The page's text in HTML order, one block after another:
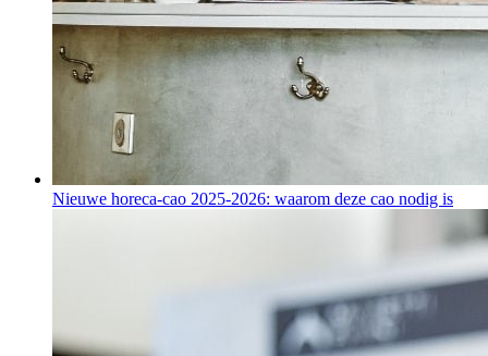
Nieuwe horeca-cao 2025-2026: waarom deze cao nodig is